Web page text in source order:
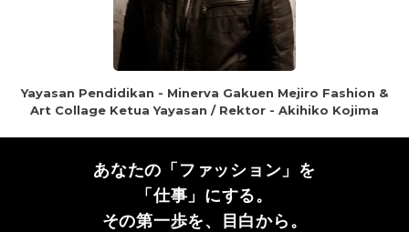
Yayasan Pendidikan - Minerva Gakuen Mejiro Fashion &
Art Collage Ketua Yayasan / Rektor - Akihiko Kojima
あなたの「ファッション」を
「仕事」にする。
その第一歩を、目白から。